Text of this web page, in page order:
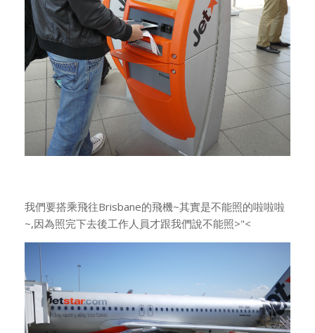
我們要搭乘飛往Brisbane的飛機~其實是不能照的啦啦啦
~,因為照完下去後工作人員才跟我們說不能照>"<